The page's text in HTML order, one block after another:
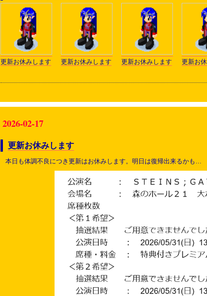
更新お休みします 更新お休みします 更新お休みします 更新お
2026-02-17
更新お休みします
本日も体調不良につき更新はお休みします。明日は復帰出来るかも…